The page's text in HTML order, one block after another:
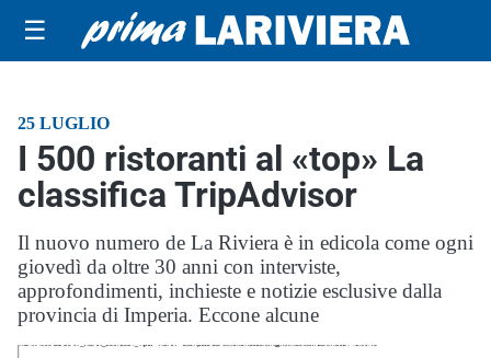
☰
25 LUGLIO
I 500 ristoranti al «top» La
classifica TripAdvisor
Il nuovo numero de La Riviera è in edicola come ogni
giovedì da oltre 30 anni con interviste,
approfondimenti, inchieste e notizie esclusive dalla
provincia di Imperia. Eccone alcune